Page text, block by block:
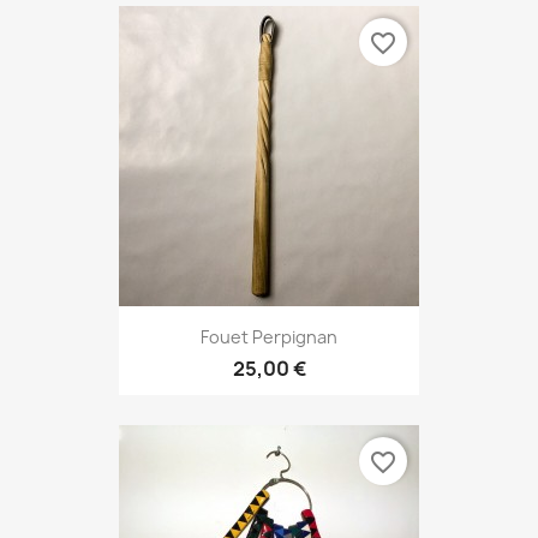
Fouet Perpignan
25,00 €
favorite_border
favorite_border